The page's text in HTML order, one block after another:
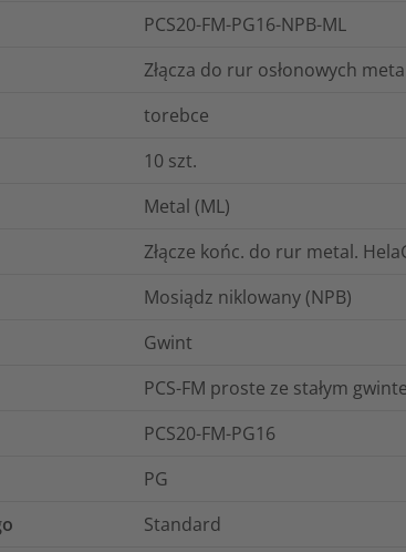
PCS20-FM-PG16-NPB-ML
Złącza do rur osłonowych
torebce
10 szt.
Metal (ML)
Złącze końc. do rur metal.
Mosiądz niklowany (NPB)
Gwint
PCS-FM proste ze stałym
PCS20-FM-PG16
PG
Standard